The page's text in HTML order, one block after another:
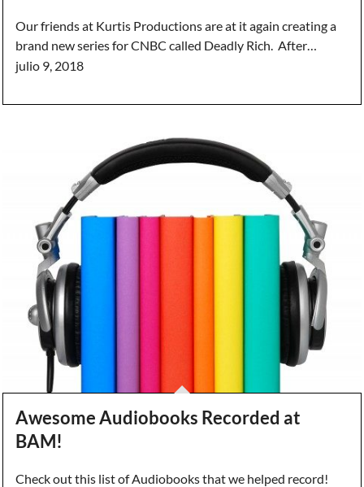
Our friends at Kurtis Productions are at it again creating a
brand new series for CNBC called Deadly Rich. After…
julio 9, 2018
Awesome Audiobooks Recorded at
BAM!
Check out this list of Audiobooks that we helped record!